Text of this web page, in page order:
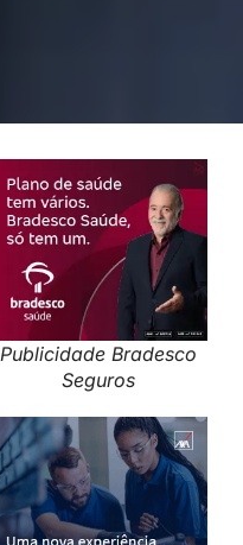
Publicidade Bradesco
Seguros